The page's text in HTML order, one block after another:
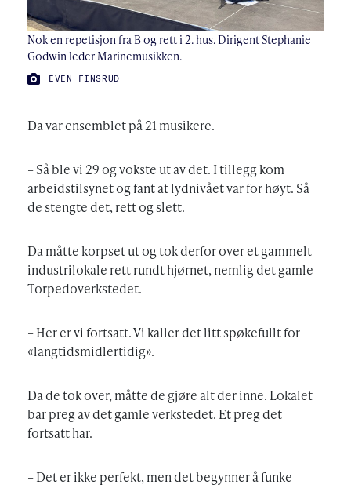
Nok en repetisjon fra B og rett i 2. hus. Dirigent Stephanie
Godwin leder Marinemusikken.
FOTO:
EVEN FINSRUD
Da var ensemblet på 21 musikere.
– Så ble vi 29 og vokste ut av det. I tillegg kom
arbeidstilsynet og fant at lydnivået var for høyt. Så
de stengte det, rett og slett.
Da måtte korpset ut og tok derfor over et gammelt
industrilokale rett rundt hjørnet, nemlig det gamle
Torpedoverkstedet.
– Her er vi fortsatt. Vi kaller det litt spøkefullt for
«langtidsmidlertidig».
Da de tok over, måtte de gjøre alt der inne. Lokalet
bar preg av det gamle verkstedet. Et preg det
fortsatt har.
– Det er ikke perfekt, men det begynner å funke